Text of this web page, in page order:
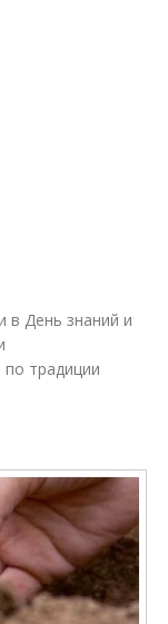
День знаний и
по традиции